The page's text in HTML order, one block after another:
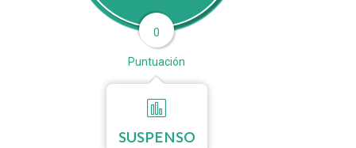
0
Puntuación
SUSPENSO